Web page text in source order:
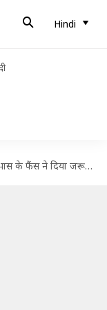
Hindi
जरूरतमंद लोगों का साथ, बांटी मेडिकल किट